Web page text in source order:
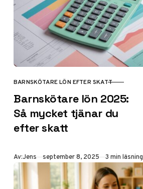
KATEGORI
BARNSKÖTARE LÖN EFTER SKATT
Barnskötare lön 2025:
Så mycket tjänar du
efter skatt
Av:Jens Publicerad
september 8, 2025 3 min läsning